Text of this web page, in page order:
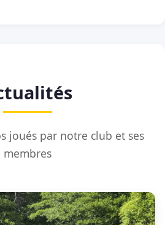
joués par notre club et ses
membres